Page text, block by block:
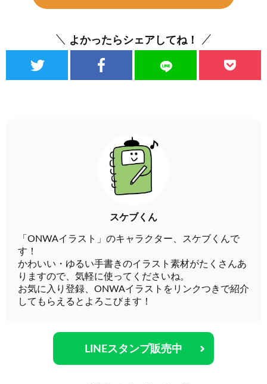
よかったらシェアしてね！
スケブくん
「ONWAイラスト」のキャラクター、スケブくんで
す！
かわいい・ゆるい手書きのイラスト素材がたくさんあ
りますので、気軽に使ってくださいね。
お気に入り登録、ONWAイラストをリンクつきで紹介
してもらえるとよろこびます！
LINEスタンプ販売中